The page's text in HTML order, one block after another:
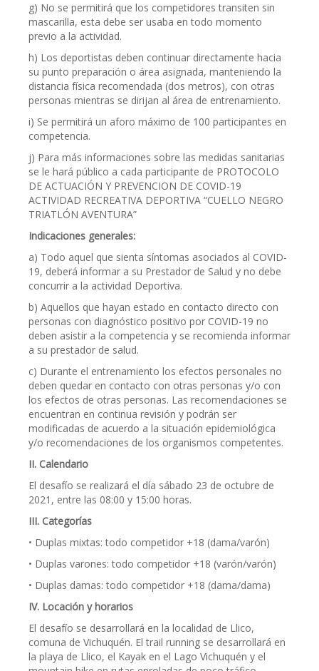
g) No se permitirá que los competidores transiten sin
mascarilla, esta debe ser usaba en todo momento
previo a la actividad.
h) Los deportistas deben continuar directamente hacia
su punto preparación o área asignada, manteniendo la
distancia física recomendada (dos metros), con otras
personas mientras se dirijan al área de entrenamiento.
i) Se permitirá un aforo máximo de 100 participantes en
competencia.
j) Para más informaciones sobre las medidas sanitarias
se le hará público a cada participante de PROTOCOLO
DE ACTUACIÓN Y PREVENCION DE COVID-19
ACTIVIDAD RECREATIVA DEPORTIVA “CUELLO NEGRO
TRIATLÓN AVENTURA”
Indicaciones generales:
a) Todo aquel que sienta síntomas asociados al COVID-
19, deberá informar a su Prestador de Salud y no debe
concurrir a la actividad Deportiva.
b) Aquellos que hayan estado en contacto directo con
personas con diagnóstico positivo por COVID-19 no
deben asistir a la competencia y se recomienda informar
a su prestador de salud.
c) Durante el entrenamiento los efectos personales no
deben quedar en contacto con otras personas y/o con
los efectos de otras personas. Las recomendaciones se
encuentran en continua revisión y podrán ser
modificadas de acuerdo a la situación epidemiológica
y/o recomendaciones de los organismos competentes.
II. Calendario
El desafío se realizará el día sábado 23 de octubre de
2021, entre las 08:00 y 15:00 horas.
III. Categorías
• Duplas mixtas: todo competidor +18 (dama/varón)
• Duplas varones: todo competidor +18 (varón/varón)
• Duplas damas: todo competidor +18 (dama/dama)
IV. Locación y horarios
El desafío se desarrollará en la localidad de Llico,
comuna de Vichuquén. El trail running se desarrollará en
la playa de Llico, el Kayak en el Lago Vichuquén y el